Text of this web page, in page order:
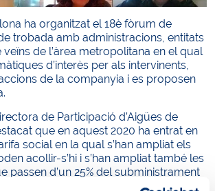
ha organitzat el 18è fòrum de
trobada amb administracions, entitats
veïns de l’àrea metropolitana en el qual
d’interès per als intervinents,
de la companyia i es proposen
de Participació d’Aigües de
que en aquest 2020 ha entrat en
social en la qual s’han ampliat els
acollir-s’hi i s’han ampliat també les
passen d’un 25% del subministrament
A més, se simplifiquen gestions, i amb